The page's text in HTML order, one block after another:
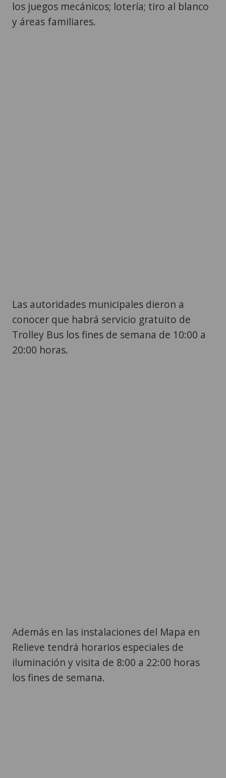
los juegos mecánicos; lotería; tiro al blanco
y áreas familiares.
Las autoridades municipales dieron a
conocer que habrá servicio gratuito de
Trolley Bus los fines de semana de 10:00 a
20:00 horas.
Además en las instalaciones del Mapa en
Relieve tendrá horarios especiales de
iluminación y visita de 8:00 a 22:00 horas
los fines de semana.